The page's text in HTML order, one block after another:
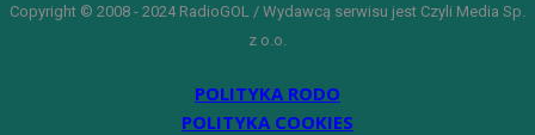
Copyright © 2008 - 2024 RadioGOL / Wydawcą serwisu jest Czyli Media Sp.
z o.o.
POLITYKA RODO
POLITYKA COOKIES